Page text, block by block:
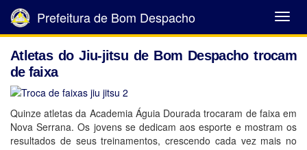
Abrir
Menu
Prefeitura de Bom Despacho
Atletas do Jiu-jitsu de Bom Despacho trocam
de faixa
Quinze atletas da Academia Águia Dourada trocaram de faixa em
Nova Serrana. Os jovens se dedicam aos esporte e mostram os
resultados de seus treinamentos, crescendo cada vez mais no